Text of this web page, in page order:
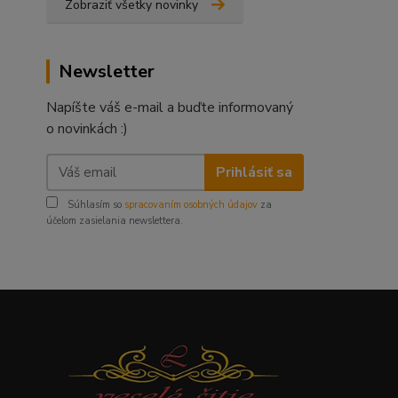
Zobraziť všetky novinky
Newsletter
Napíšte váš e-mail a buďte informovaný
o novinkách :)
Prihlásiť sa
Súhlasím so spracovaním osobných údajov za
účelom zasielania newslettera.